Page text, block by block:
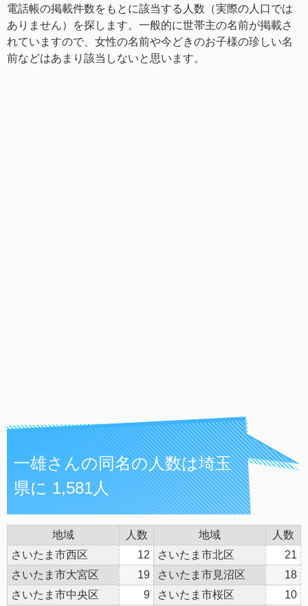
電話帳の掲載件数をもとに該当する人数（実際の人口では
ありません）を探します。一般的に世帯主の名前が掲載さ
れていますので、女性の名前や今どきのお子様の珍しい名
前などはあまり該当しないと思います。
一雄さんの同名の人数は埼玉
県に 1,581人
地域 人数 地域
人数
さいたま市西区
12 さいたま市北区
21
さいたま市大宮区
19 さいたま市見沼区
18
さいたま市中央区
9 さいたま市桜区
10